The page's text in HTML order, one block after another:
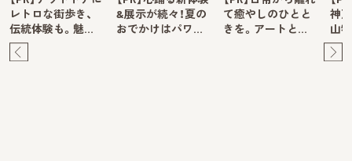
レトロな街歩き、
伝統体験も。魅…
&展示が続々！夏の
おでかけはパワ…
て癒やしのひとと
きを。アートと…
神
山